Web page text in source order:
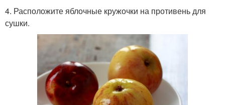
4. Расположите яблочные кружочки на противень для
сушки.